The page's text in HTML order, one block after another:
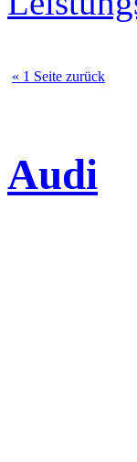
« 1 Seite zurück
Audi